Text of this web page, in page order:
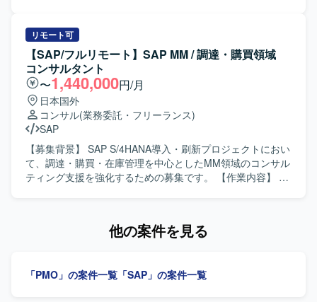
だきます。組立またはプロセス製造業におけるサプライチ
ェーン計画(PSI)業務を踏まえ、要件整理や計画プロセスの
高度化に向けた支援を実施いただきます。プロジェクトの
推進や関係者との調整を通じて、計画業務の高度化を図っ
ていただきます。 【求める人物像】 生産管理または生産計
画に関する深い業務理解をお持ちで、自ら主体的にプロジ
ェクトを推進いただける方を求めています。関係者と円滑
にコミュニケーションを取りながら、課題を整理し解決に
導ける方にご参画いただきたいです。 【ポジションの魅
力】 製造業のサプライチェーン計画領域において、最新の
計画ソリューションを活用しながら、意思決定高度化に直
イチェーン計画関連ツールを用いた環境で作業していただ
リモート可
【SAP/フルリモート】SAP MM / 調達・購買領域
コンサルタント
〜1,440,000円/月
日本国外
コンサル(業務委託・フリーランス)
SAP
【募集背景】 SAP S/4HANA導入・刷新プロジェクトにおい
て、調達・購買・在庫管理を中心としたMM領域のコンサル
ティング支援を強化するための募集です。 【作業内容】 調
います。テストおよび移行支援にも携わっていただきま
スに主体的に取り組んでいただける方を求めています。日
他の案件を見る
「PMO」の案件一覧 「SAP」の案件一覧